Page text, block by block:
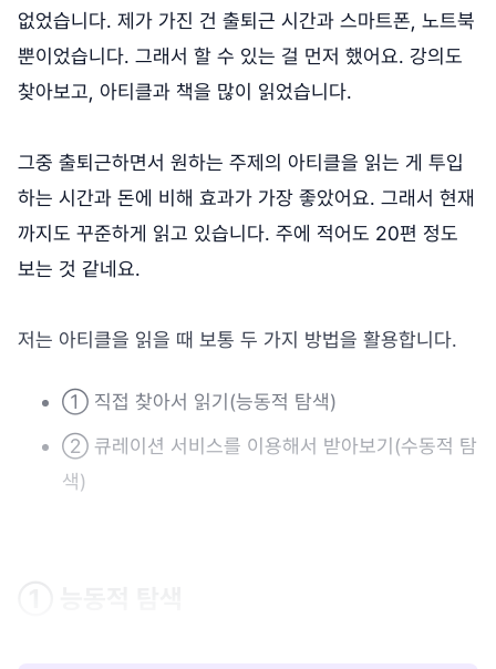
없었습니다. 제가 가진 건 출퇴근 시간과 스마트폰, 노트북
뿐이었습니다. 그래서 할 수 있는 걸 먼저 했어요. 강의도
찾아보고, 아티클과 책을 많이 읽었습니다.
그중 출퇴근하면서 원하는 주제의 아티클을 읽는 게 투입
하는 시간과 돈에 비해 효과가 가장 좋았어요. 그래서 현재
까지도 꾸준하게 읽고 있습니다. 주에 적어도 20편 정도
보는 것 같네요.
저는 아티클을 읽을 때 보통 두 가지 방법을 활용합니다.
① 직접 찾아서 읽기(능동적 탐색)
② 큐레이션 서비스를 이용해서 받아보기(수동적 탐
색)